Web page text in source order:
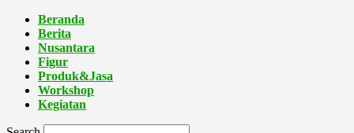
Beranda
Berita
Nusantara
Figur
Produk&Jasa
Workshop
Kegiatan